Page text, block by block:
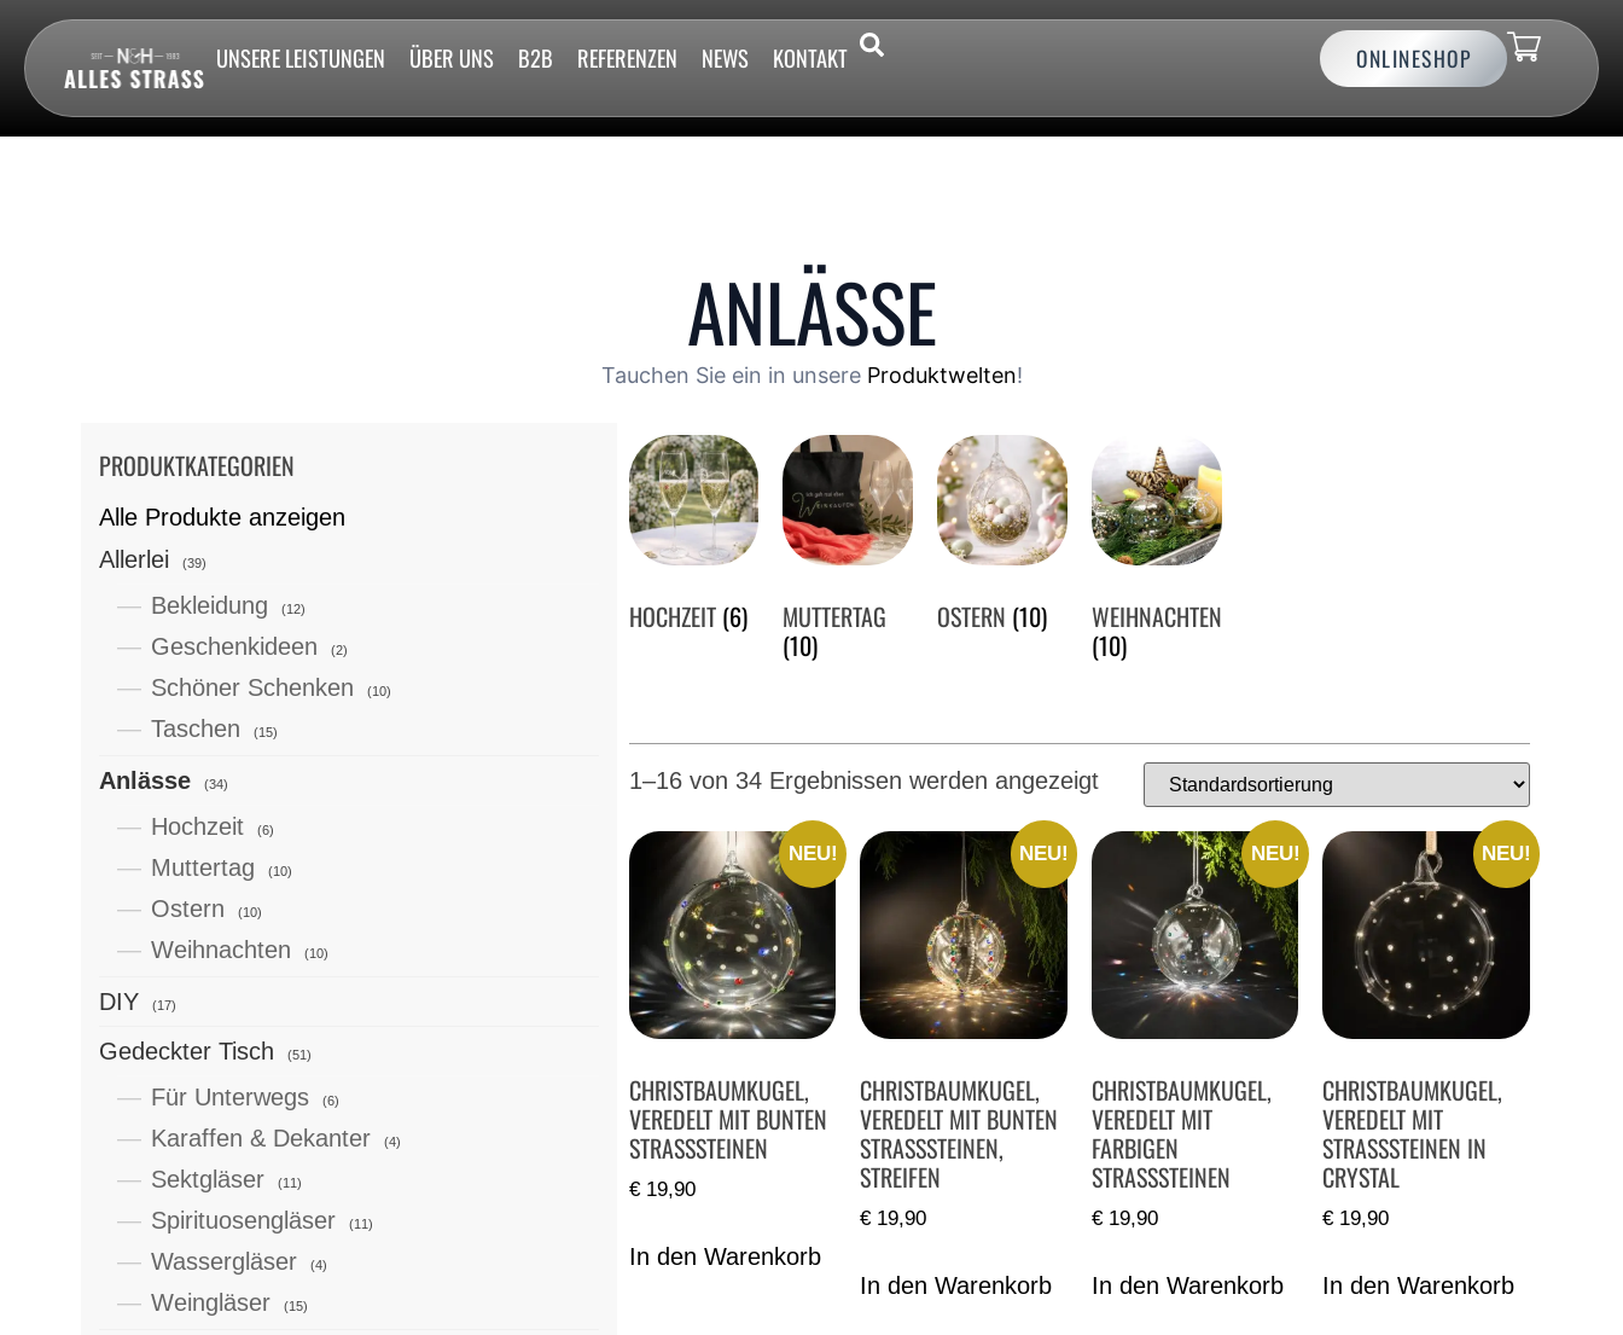
UNSERE LEISTUNGEN ÜBER UNS B2B REFERENZEN NEWS KONTAKT ONLINESHOP
ANLÄSSE
Tauchen Sie ein in unsere Produktwelten!
PRODUKTKATEGORIEN
Alle Produkte anzeigen
Allerlei
(39)
Bekleidung (12)
Geschenkideen (2)
Schöner Schenken (10)
Taschen (15)
Anlässe (34)
Hochzeit (6)
Muttertag (10)
Ostern (10)
Weihnachten (10)
DIY (17)
Gedeckter Tisch (51)
Für Unterwegs (6)
Karaffen & Dekanter (4)
Sektgläser (11)
Spirituosengläser (11)
Wassergläser (4)
Weingläser (15)
HOCHZEIT (6)
MUTTERTAG
(10)
OSTERN (10)
WEIHNACHTEN
(10)
1–16 von 34 Ergebnissen werden angezeigt
NEU!
CHRISTBAUMKUGEL,
VEREDELT MIT BUNTEN
STRASSSTEINEN
€19,90
In den Warenkorb
NEU!
CHRISTBAUMKUGEL,
VEREDELT MIT BUNTEN
STRASSSTEINEN,
STREIFEN
€ 19,90
In den Warenkorb
NEU!
CHRISTBAUMKUGEL,
VEREDELT MIT
FARBIGEN
STRASSSTEINEN
€19,90
In den Warenkorb
NEU!
CHRISTBAUMKUGEL,
VEREDELT MIT
STRASSSTEINEN IN
CRYSTAL
€ 19,90
In den Warenkorb